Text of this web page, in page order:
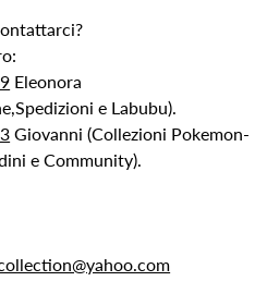
Eleonora
e Labubu).
Giovanni (Collezioni Pokemon-
e Community).